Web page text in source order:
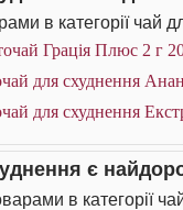
в категорії чай
Грація Плюс 2 г
для схуднення
для схуднення
є
в категорії